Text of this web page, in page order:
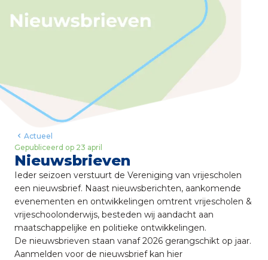
Actueel
Gepubliceerd op 23 april
Nieuwsbrieven
Ieder seizoen verstuurt de Vereniging van vrijescholen
een nieuwsbrief. Naast nieuwsberichten, aankomende
evenementen en ontwikkelingen omtrent vrijescholen &
vrijeschoolonderwijs, besteden wij aandacht aan
maatschappelijke en politieke ontwikkelingen.
De nieuwsbrieven staan vanaf 2026 gerangschikt op jaar.
Aanmelden voor de nieuwsbrief kan hier